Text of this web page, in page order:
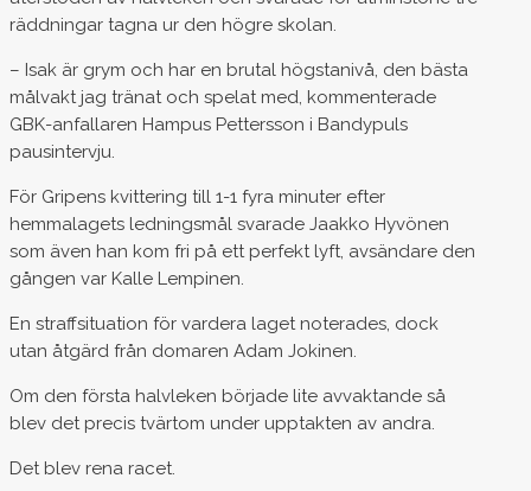
räddningar tagna ur den högre skolan.
– Isak är grym och har en brutal högstanivå, den bästa
målvakt jag tränat och spelat med, kommenterade
GBK-anfallaren Hampus Pettersson i Bandypuls
pausintervju.
För Gripens kvittering till 1-1 fyra minuter efter
hemmalagets ledningsmål svarade Jaakko Hyvönen
som även han kom fri på ett perfekt lyft, avsändare den
gången var Kalle Lempinen.
En straffsituation för vardera laget noterades, dock
utan åtgärd från domaren Adam Jokinen.
Om den första halvleken började lite avvaktande så
blev det precis tvärtom under upptakten av andra.
Det blev rena racet.